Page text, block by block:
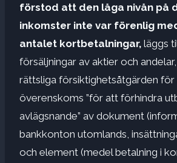
förstod att den låga nivån på
inkomster inte var förenlig
antalet kortbetalningar, läggs
försäljningar av aktier och
rättsliga försiktighetsåtgärden för
överenskoms ”för att förhindra
avlägsnande” av dokument
bankkonton utomlands,
och element (medel betalning i